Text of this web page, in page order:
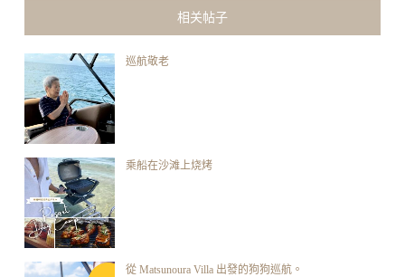
相关帖子
巡航敬老
乘船在沙滩上烧烤
從 Matsunoura Villa 出發的狗狗巡航。